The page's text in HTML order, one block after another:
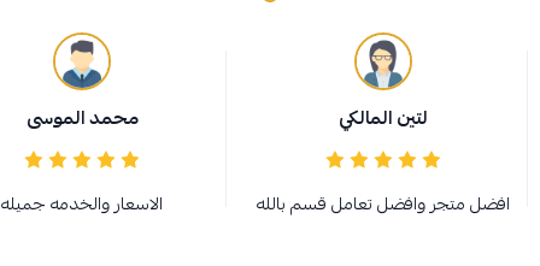
لتين المالكي
افضل متجر وافضل تعامل قسم بالله
محمد الموسى
الاسعار والخدمه جميله